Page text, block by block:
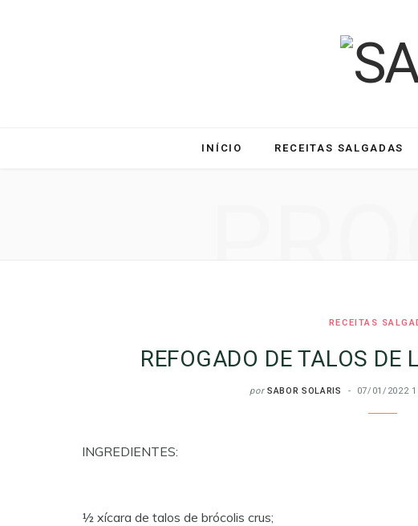
INÍCIO RECEITAS SALGADAS
RECEITAS
REFOGADO DE TALOS DE
por SABOR SOLARIS 07/01/2022
INGREDIENTES:
½ xícara de talos de brócolis crus;